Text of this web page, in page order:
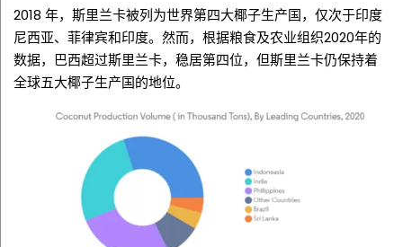
2018 年，斯里兰卡被列为世界第四大椰子生产国，仅次于印度
尼西亚、菲律宾和印度。然而，根据粮食及农业组织2020年的
数据，巴西超过斯里兰卡，稳居第四位，但斯里兰卡仍保持着
全球五大椰子生产国的地位。